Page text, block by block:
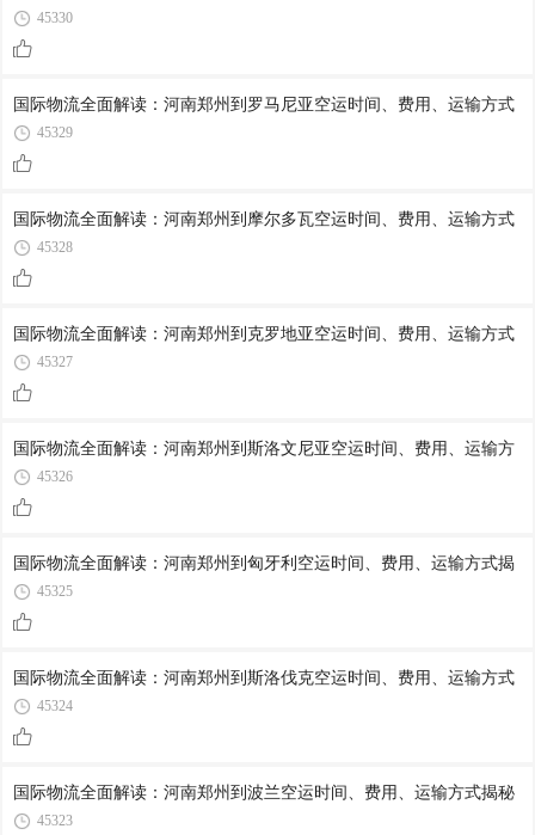
45330
国际物流全面解读：河南郑州到罗马尼亚空运时间、费用、运输方式
45329
国际物流全面解读：河南郑州到摩尔多瓦空运时间、费用、运输方式
45328
国际物流全面解读：河南郑州到克罗地亚空运时间、费用、运输方式
45327
国际物流全面解读：河南郑州到斯洛文尼亚空运时间、费用、运输方
45326
国际物流全面解读：河南郑州到匈牙利空运时间、费用、运输方式揭
45325
国际物流全面解读：河南郑州到斯洛伐克空运时间、费用、运输方式
45324
国际物流全面解读：河南郑州到波兰空运时间、费用、运输方式揭秘
45323